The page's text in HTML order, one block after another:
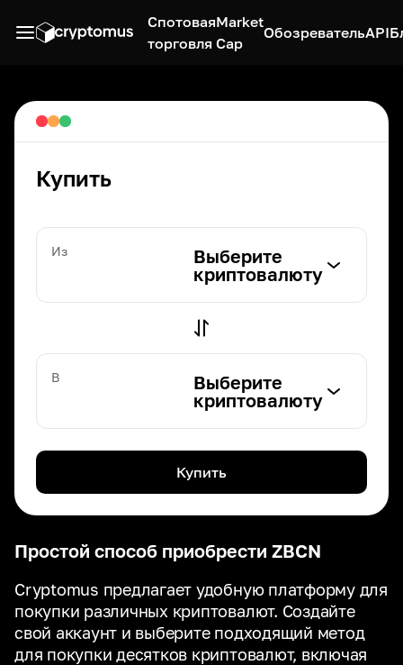
Спотовая
торговля
Market
Cap
ОбозревательAPI
Простой способ приобрести ZBCN
Cryptomus предлагает удобную платформу для
покупки различных криптовалют. Создайте
свой аккаунт и выберите подходящий метод
для покупки десятков криптовалют, включая
Купить
Из
Выберите
криптовалюту
В
Выберите
криптовалюту
Купить